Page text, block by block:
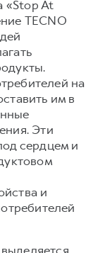
«Stop At
TECNO
на
им в
Эти
сердцем и
и